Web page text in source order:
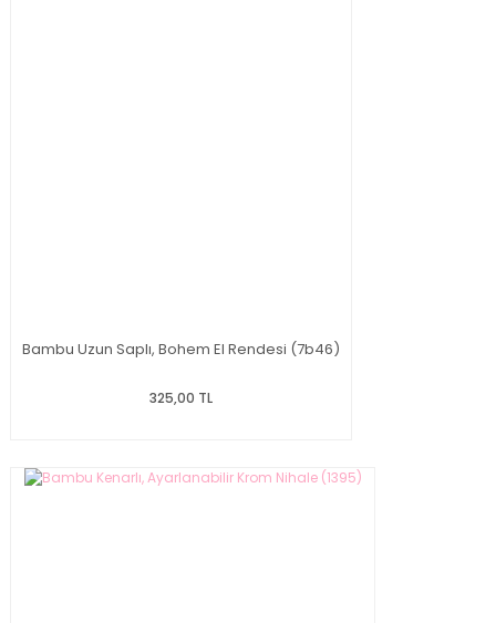
Bambu Uzun Saplı, Bohem El Rendesi (7b46)
325,00 TL